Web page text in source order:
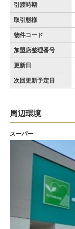
引渡時期
取引態様
物件コード
加盟店整理番号
更新日
次回更新予定日
周辺環境
スーパー